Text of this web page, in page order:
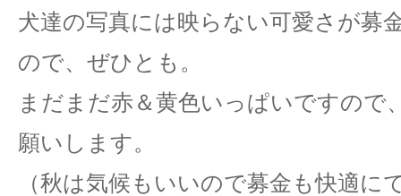
犬達の写真には映らない可愛さが募
ので、ぜひとも。
まだまだ赤＆黄色いっぱいですので
願いします。
（秋は気候もいいので募金も快適に